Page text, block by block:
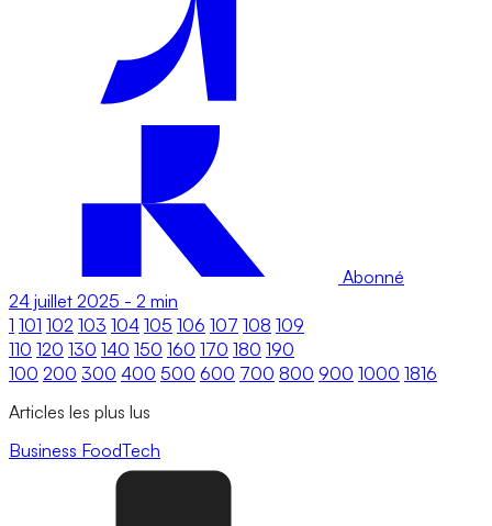
Abonné
24 juillet 2025 - 2 min
1 101 102 103 104 105 106 107 108 109
110 120 130 140 150 160 170 180 190
100 200 300 400 500 600 700 800 900 1000 1816
Articles les plus lus
Business FoodTech